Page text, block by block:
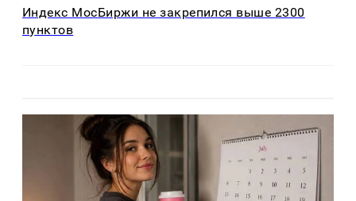
Индекс МосБиржи не закрепился выше 2300
пунктов